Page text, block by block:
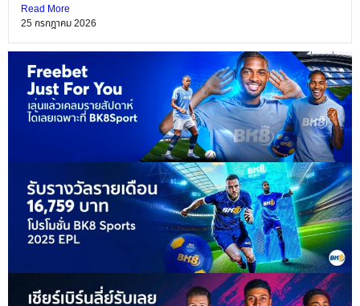
Read More
25 กรกฎาคม 2026